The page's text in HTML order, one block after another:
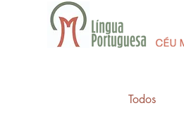
Todos